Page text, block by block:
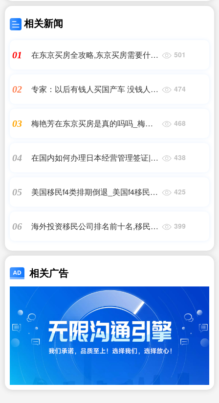
相关新闻
01
在东京买房全攻略,东京买房需要什么
501
02
专家：以后有钱人买国产车 没钱人才
474
03
梅艳芳在东京买房是真的吗吗_梅艳
468
04
在国内如何办理日本经营管理签证|日
438
05
美国移民f4类排期倒退_美国f4移民排
425
06
海外投资移民公司排名前十名,移民机
399
相关广告